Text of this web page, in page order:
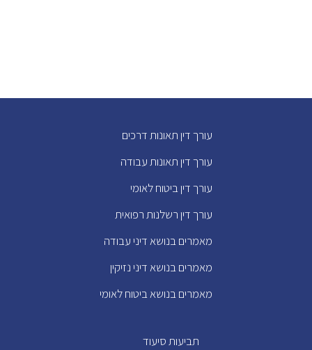
עורך דין תאונות דרכים
עורך דין תאונות עבודה
עורך דין ביטוח לאומי
עורך דין רשלנות רפואית
מאמרים בנושא דיני עבודה
מאמרים בנושא דיני נזיקין
מאמרים בנושא ביטוח לאומי
תביעות סיעוד